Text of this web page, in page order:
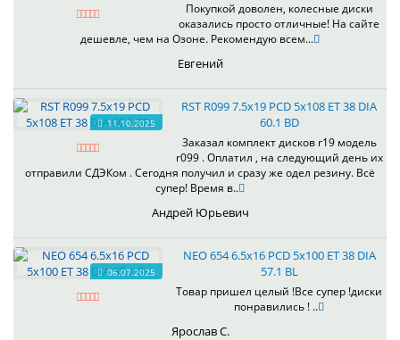
Покупкой доволен, колесные диски
оказались просто отличные! На сайте
дешевле, чем на Озоне. Рекомендую всем...
Евгений
11.10.2025
RST R099 7.5x19 PCD 5x108 ET 38 DIA
60.1 BD
Заказал комплект дисков r19 модель
r099 . Оплатил , на следующий день их
отправили СДЭКом . Сегодня получил и сразу же одел резину. Всё
супер! Время в..
Андрей Юрьевич
06.07.2025
NEO 654 6.5x16 PCD 5x100 ET 38 DIA
57.1 BL
Товар пришел целый !Все супер !диски
понравились ! ..
Ярослав С.